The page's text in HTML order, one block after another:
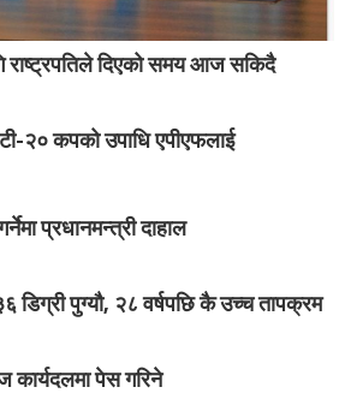
राष्ट्रपतिले दिएको समय आज सकिदै
२० कपको उपाधि एपीएफलाई
प्रधानमन्त्री दाहाल
डिग्री पुग्यौ, २८ वर्षपछि कै उच्च तापक्रम
पेस गरिने